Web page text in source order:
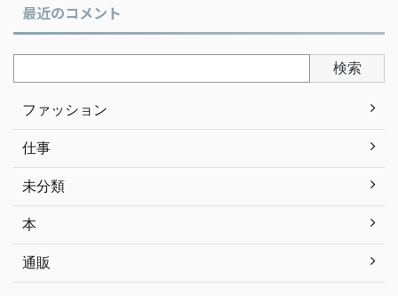
最近のコメント
検索
ファッション
仕事
未分類
本
通販